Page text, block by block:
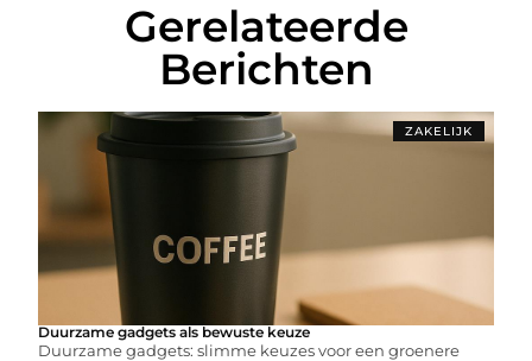
Gerelateerde
Berichten
ZAKELIJK
Duurzame gadgets als bewuste keuze
Duurzame gadgets: slimme keuzes voor een groenere